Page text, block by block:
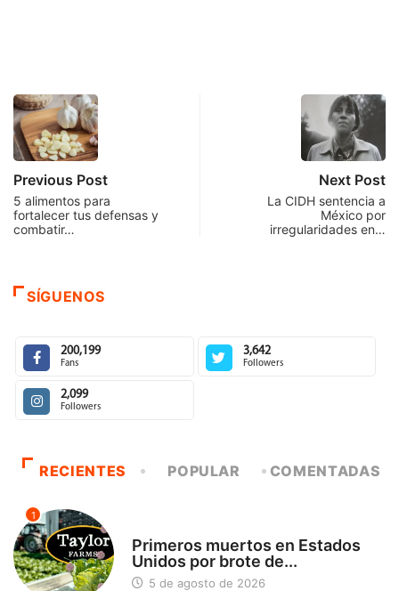
Previous Post
5 alimentos para
fortalecer tus defensas y
combatir…
Next Post
La CIDH sentencia a
México por
irregularidades en…
SÍGUENOS
200,199
Fans
3,642
Followers
2,099
Followers
RECIENTES POPULAR COMENTADAS
1
Primeros muertos en Estados
Unidos por brote de...
5 de agosto de 2026